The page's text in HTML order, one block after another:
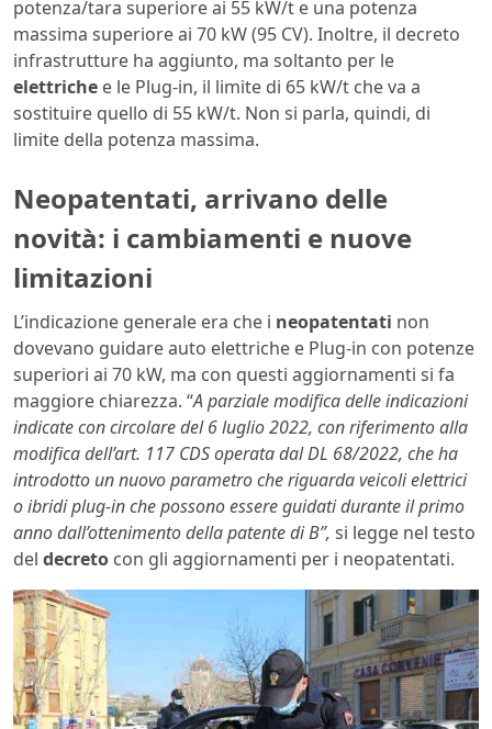
potenza/tara superiore ai 55 kW/t e una potenza
massima superiore ai 70 kW (95 CV). Inoltre, il decreto
infrastrutture ha aggiunto, ma soltanto per le
elettriche e le Plug-in, il limite di 65 kW/t che va a
sostituire quello di 55 kW/t. Non si parla, quindi, di
limite della potenza massima.
Neopatentati, arrivano delle
novità: i cambiamenti e nuove
limitazioni
L’indicazione generale era che i neopatentati non
dovevano guidare auto elettriche e Plug-in con potenze
superiori ai 70 kW, ma con questi aggiornamenti si fa
maggiore chiarezza. “A parziale modifica delle indicazioni
indicate con circolare del 6 luglio 2022, con riferimento alla
modifica dell’art. 117 CDS operata dal DL 68/2022, che ha
introdotto un nuovo parametro che riguarda veicoli elettrici
o ibridi plug-in che possono essere guidati durante il primo
anno dall’ottenimento della patente di B”, si legge nel testo
del decreto con gli aggiornamenti per i neopatentati.